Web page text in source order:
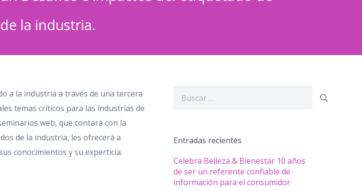
la industria.
a la industria a través de una tercera
temas críticos para las industrias de
web, que contará con la
de la industria, les ofrecerá a
conocimientos y su experticia.
Buscar:
Entradas recientes
Celebra Belleza & Bienestar 10 años
de ser un referente confiable de
información para el consumidor